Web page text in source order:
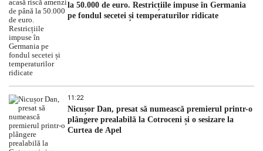
la 50.000 de euro. Restricțiile impuse în Germania
pe fondul secetei și temperaturilor ridicate
11:22
Nicușor Dan, presat să numească premierul printr-o
plângere prealabilă la Cotroceni și o sesizare la
Curtea de Apel